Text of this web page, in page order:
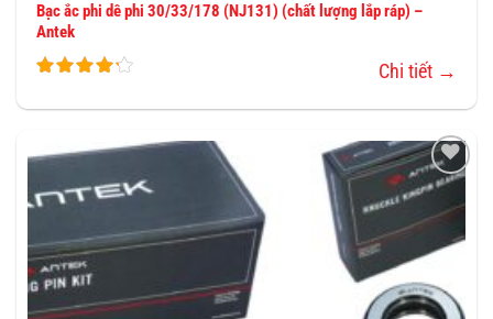
Bạc ắc phi dê phi 30/33/178 (NJ131) (chất lượng lắp ráp) –
Antek
Chi tiết →
THÊM
VÀO
THÍCH